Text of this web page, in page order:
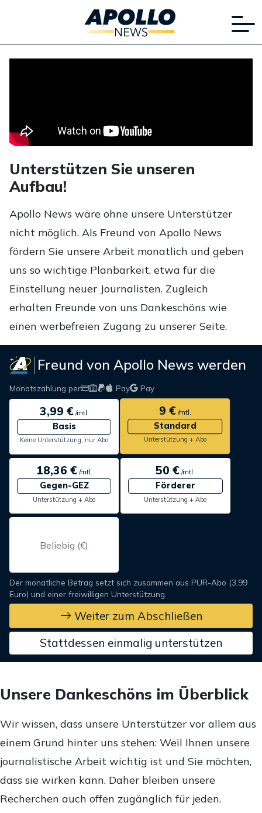
Unterstützen Sie unseren
Aufbau!
Apollo News wäre ohne unsere Unterstützer
nicht möglich. Als Freund von Apollo News
fördern Sie unsere Arbeit monatlich und geben
uns so wichtige Planbarkeit, etwa für die
Einstellung neuer Journalisten. Zugleich
erhalten Freunde von uns Dankeschöns wie
einen werbefreien Zugang zu unserer Seite.
Freund von Apollo News werden
Monatszahlung per Pay Pay
3,99 €/mtl.
Basis
Keine Unterstützung, nur Abo
9 €/mtl.
Standard
Unterstützung + Abo
18,36 €/mtl.
Gegen-GEZ
Unterstützung + Abo
50 € /mtl.
Förderer
Unterstützung + Abo
Der monatliche Betrag setzt sich zusammen aus PUR-Abo (3,99
Euro) und einer freiwilligen Unterstützung.
Weiter zum Abschließen
Stattdessen einmalig unterstützen
Unsere Dankeschöns im Überblick
Wir wissen, dass unsere Unterstützer vor allem aus
einem Grund hinter uns stehen: Weil Ihnen unsere
journalistische Arbeit wichtig ist und Sie möchten,
dass sie wirken kann. Daher bleiben unsere
Recherchen auch offen zugänglich für jeden.